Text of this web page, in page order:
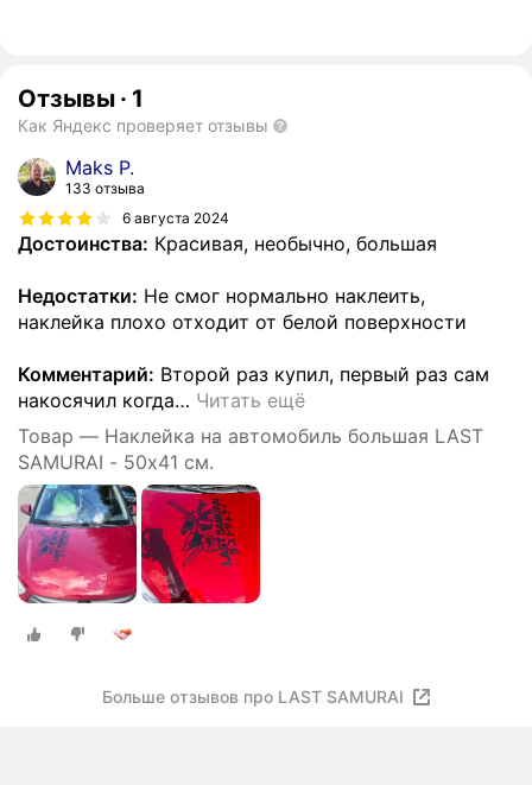
Отзывы · 1
Как Яндекс проверяет отзывы
Маks P.
133 отзыва
6 августа 2024
Достоинства: Красивая, необычно, большая
Недостатки: Не смог нормально наклеить,
наклейка плохо отходит от белой поверхности
Комментарий: Второй раз купил, первый раз сам
накосячил когда… Читать ещё
Товар — Наклейка на автомобиль большая LAST
SAMURAI - 50х41 см.
Больше отзывов про LAST SAMURAI